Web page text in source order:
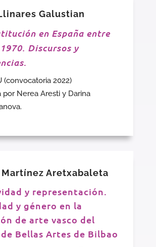
Galustian
en España entre
Discursos y
.
(convocatoria 2022)
por Nerea Aresti y Darina
Aretxabaleta
y representación.
y género en la
de arte vasco del
Bellas Artes de Bilbao